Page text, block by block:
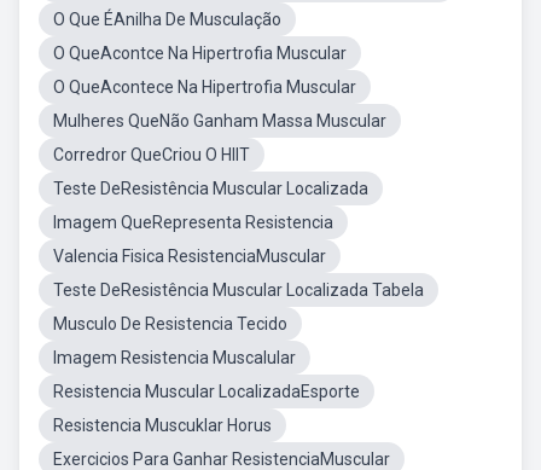
O Que ÉAnilha De Musculação
O QueAcontce Na Hipertrofia Muscular
O QueAcontece Na Hipertrofia Muscular
Mulheres QueNão Ganham Massa Muscular
Corredror QueCriou O HIIT
Teste DeResistência Muscular Localizada
Imagem QueRepresenta Resistencia
Valencia Fisica ResistenciaMuscular
Teste DeResistência Muscular Localizada Tabela
Musculo De Resistencia Tecido
Imagem Resistencia Muscalular
Resistencia Muscular LocalizadaEsporte
Resistencia Muscuklar Horus
Exercicios Para Ganhar ResistenciaMuscular